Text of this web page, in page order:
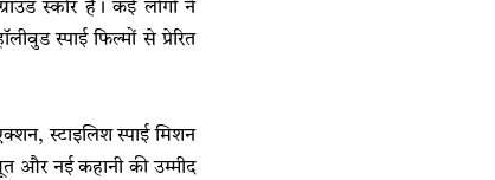
स्कोर है। कई लोगों ने
स्पाई फिल्मों से प्रेरित
स्टाइलिश स्पाई मिशन
नई कहानी की उम्मीद